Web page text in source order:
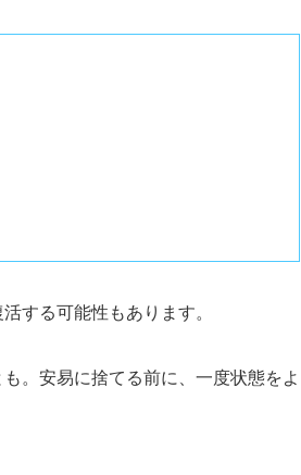
する可能性もあります。
。安易に捨てる前に、一度状態をよ